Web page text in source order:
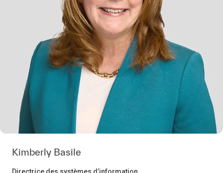
Kimberly Basile